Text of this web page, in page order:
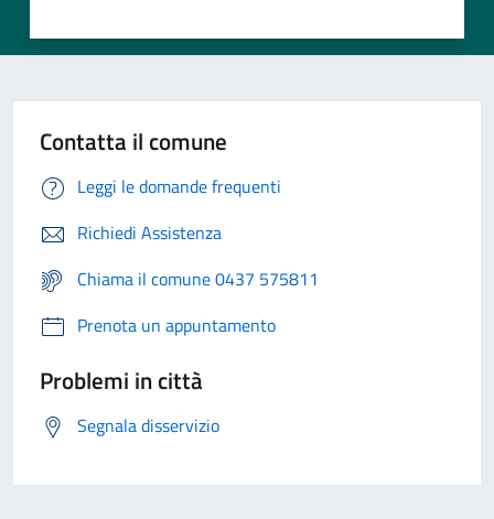
Contatta il comune
Leggi le domande frequenti
Richiedi Assistenza
Chiama il comune 0437 575811
Prenota un appuntamento
Problemi in città
Segnala disservizio